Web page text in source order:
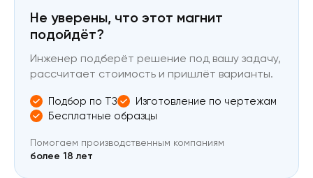
Не уверены, что этот магнит
подойдёт?
Инженер подберёт решение под вашу задачу,
рассчитает стоимость и пришлёт варианты.
Подбор по ТЗ
Изготовление по чертежам
Бесплатные образцы
Помогаем производственным компаниям
более 18 лет